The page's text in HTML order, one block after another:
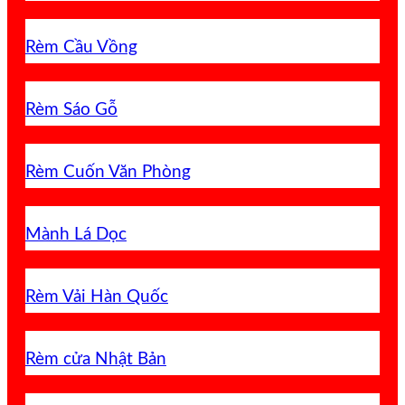
Rèm Cầu Vồng
Rèm Sáo Gỗ
Rèm Cuốn Văn Phòng
Mành Lá Dọc
Rèm Vải Hàn Quốc
Rèm cửa Nhật Bản